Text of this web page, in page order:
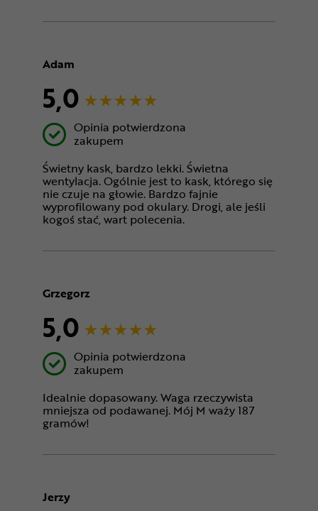
Adam
5,0
Opinia potwierdzona
zakupem
Świetny kask, bardzo lekki. Świetna
wentylacja. Ogólnie jest to kask, którego się
nie czuje na głowie. Bardzo fajnie
wyprofilowany pod okulary. Drogi, ale jeśli
kogoś stać, wart polecenia.
Grzegorz
5,0
Opinia potwierdzona
zakupem
Idealnie dopasowany. Waga rzeczywista
mniejsza od podawanej. Mój M waży 187
gramów!
Jerzy